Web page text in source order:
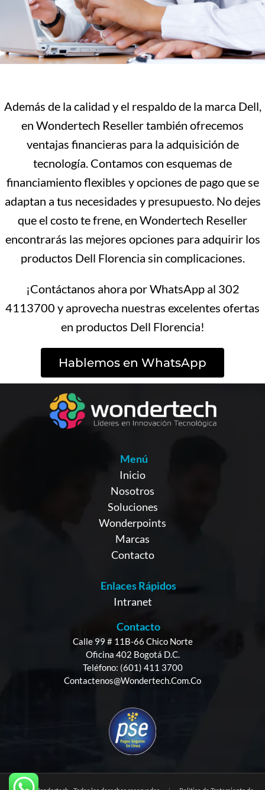
Además de la calidad y el respaldo de la marca Dell,
en Wondertech Reseller también ofrecemos
ventajas financieras para la adquisición de
tecnología. Contamos con esquemas de
financiamiento flexibles y opciones de pago que se
adaptan a tus necesidades y presupuesto. No dejes
que el costo te frene, en Wondertech Reseller
encontrarás las mejores opciones para adquirir los
productos Dell Florencia sin complicaciones.
¡Contáctanos ahora por WhatsApp al 302
4113700 y aprovecha nuestras excelentes ofertas
en productos Dell Florencia!
Hablemos en WhatsApp
Menú
Inicio
Nosotros
Soluciones
Wonderpoints
Marcas
Contacto
Enlaces Rápidos
Intranet
Contacto
Calle 99 # 11B-66 Chico Norte
Oficina 402 Bogotá D.C.
Teléfono: (601) 411 3700
Contactenos@wondertech.com.co